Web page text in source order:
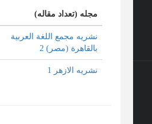
مجله (تعداد مقاله)
نشریه مجمع اللغة العربیة
بالقاهرة (مصر) 2
نشریه الازهر 1